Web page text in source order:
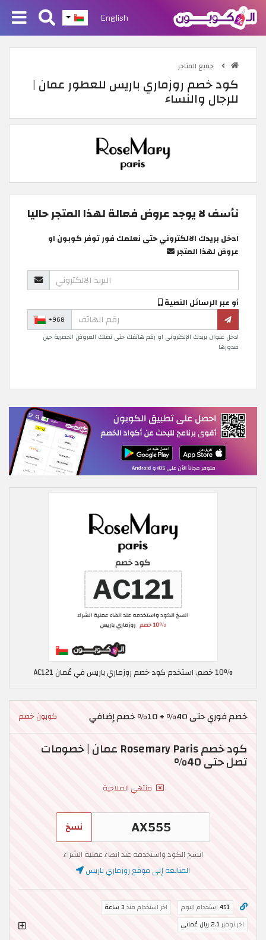
English
جميع المتاجر
كود خصم روزماري باريس للعطور عمان |
للرجال والنساء
نأسف لا يوجد عروض فعالة لهذا المتجر حاليا
ادخل بريدك الالكتروني حتى نعلمك فور توفر كوبون او
عروض لهذا المتجر
أو عبر الرسائل النصية
+968
ادخل عنوان بريدك الإلكتروني او رقم هاتفك حتى تصلك العروض الحصرية حين
صدورها
10% خصم, استخدم كود خصم روزماري باريس في عُمان AC121
خصم فوري حتى 40% + 10% خصم إضافي كوبون خصم
كود خصم Rosemary Paris عمان | خصومات
تصل حتى 40%
منتهي الصلاحية
نسخ
انسخ الكود واستخدمه عند انهاء عملية الشراء
المتابعة إلى موقع روزماري باريس
451 استخدام اليوم اخر استخدام منذ 3 ساعة
اخر توفير2.1 ريال عُماني